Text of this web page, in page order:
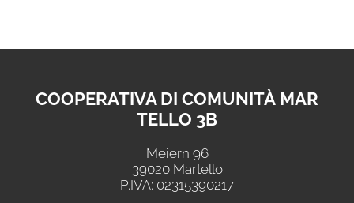
COOPERATIVA DI COMUNITÀ MAR
TELLO 3B
Meiern 96
39020 Martello
P.IVA: 02315390217